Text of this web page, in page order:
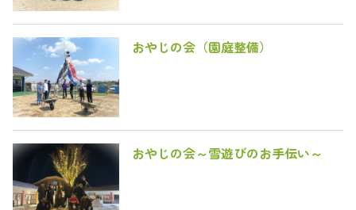
おやじの会（園庭整備）
おやじの会～雪遊びのお手伝い～